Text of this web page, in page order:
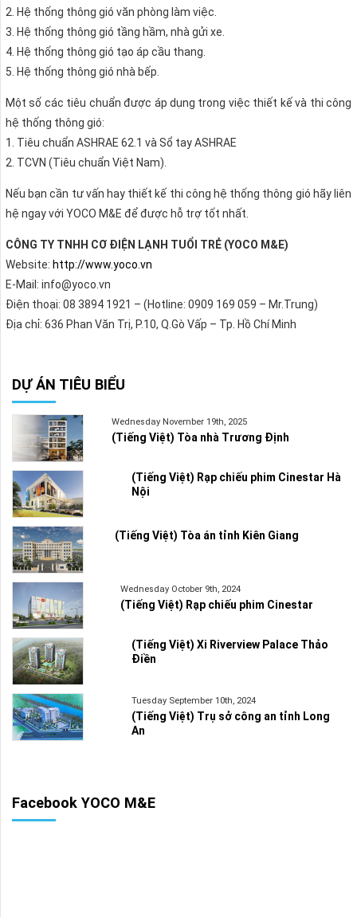
2. Hệ thống thông gió văn phòng làm việc.
3. Hệ thống thông gió tầng hầm, nhà gửi xe.
4. Hệ thống thông gió tạo áp cầu thang.
5. Hệ thống thông gió nhà bếp.
Một số các tiêu chuẩn được áp dụng trong việc thiết kế và thi công
hệ thống thông gió:
1. Tiêu chuẩn ASHRAE 62.1 và Sổ tay ASHRAE
2. TCVN (Tiêu chuẩn Việt Nam).
Nếu bạn cần tư vấn hay thiết kế thi công hệ thống thông gió hãy liên
hệ ngay với YOCO M&E để được hỗ trợ tốt nhất.
CÔNG TY TNHH CƠ ĐIỆN LẠNH TUỔI TRẺ (YOCO M&E)
Website: http://www.yoco.vn
E-Mail: info@yoco.vn
Điện thoại: 08 3894 1921 – (Hotline: 0909 169 059 – Mr.Trung)
Địa chỉ: 636 Phan Văn Trị, P.10, Q.Gò Vấp – Tp. Hồ Chí Minh
DỰ ÁN TIÊU BIỂU
Wednesday November 19th, 2025
(Tiếng Việt) Tòa nhà Trương Định
(Tiếng Việt) Rạp chiếu phim Cinestar Hà
Nội
(Tiếng Việt) Tòa án tỉnh Kiên Giang
Wednesday October 9th, 2024
(Tiếng Việt) Rạp chiếu phim Cinestar
(Tiếng Việt) Xi Riverview Palace Thảo
Điền
Tuesday September 10th, 2024
(Tiếng Việt) Trụ sở công an tỉnh Long
An
Facebook YOCO M&E